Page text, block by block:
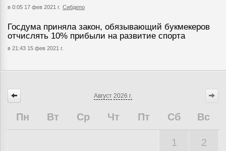
в 0:05 17 фев 2021 г. Сибдепо
Госдума приняла закон, обязывающий букмекеров
отчислять 10% прибыли на развитие спорта
в 21:43 15 фев 2021 г.
Август 2026 г.
Пн Вт Ср Чт Пт Сб Вс
1 2